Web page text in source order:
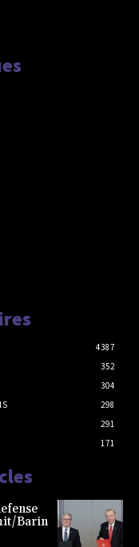
4387
352
304
298
291
171
Barin